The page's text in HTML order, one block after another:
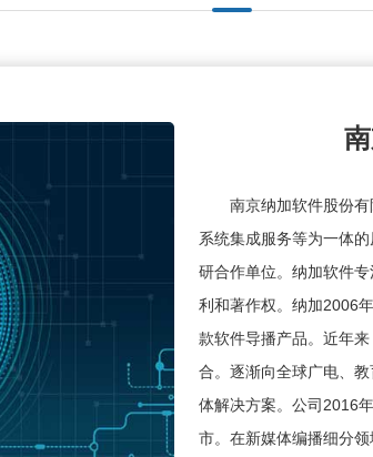
南京纳加软件股份
系统集成服务等为一体
研合作单位。纳加软件
利和著作权。纳加2006
款软件导播产品。近年
合。逐渐向全球广电、
体解决方案。公司2016
市。在新媒体编播细分